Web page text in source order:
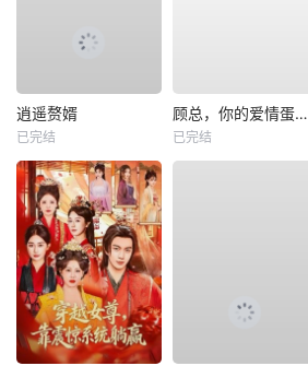
逍遥赘婿
已完结
顾总，你的爱情蛋炒饭已送达
已完结